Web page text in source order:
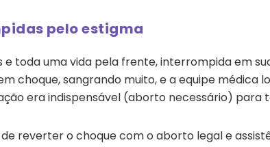
pelo estigma
e toda uma vida pela frente, interrompida em
choque, sangrando muito, e a equipe médica
era indispensável (aborto necessário) para
reverter o choque com o aborto legal e